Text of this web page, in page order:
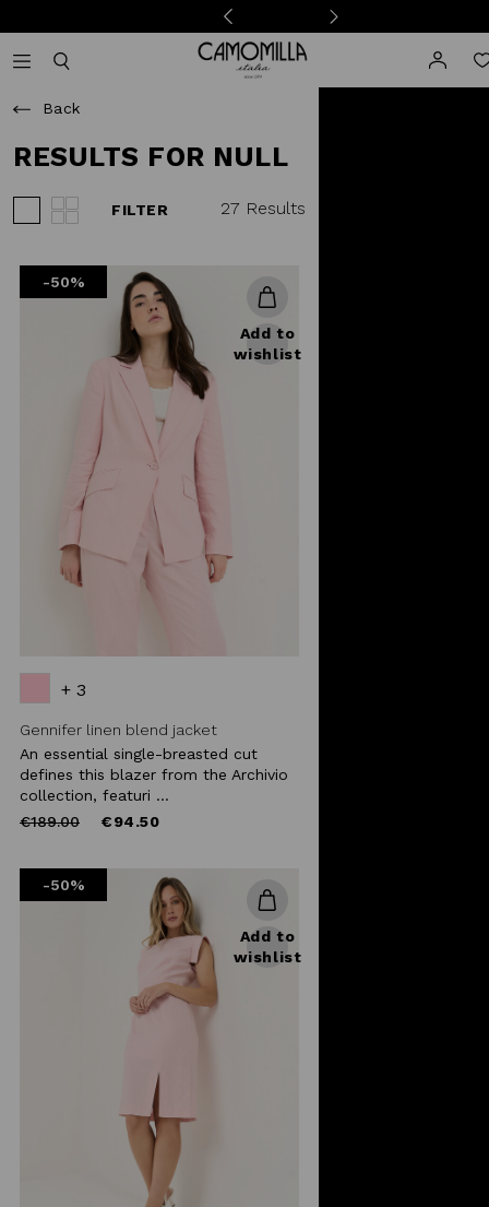
Camomilla Italia®
Back
RESULTS FOR NULL
FILTER 27 Results
-50%
Add to
wishlist
+ 3
Gennifer linen blend jacket
An essential single-breasted cut
defines this blazer from the Archivio
collection, featuri ...
Price
€189.00to €94.50
-50%
Add to
wishlist